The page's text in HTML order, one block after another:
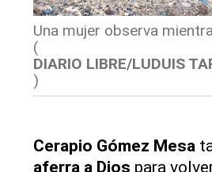
Una mujer observa
(
DIARIO LIBRE/LUDUIS
)
Cerapio Gómez Mesa
aferra a Dios para